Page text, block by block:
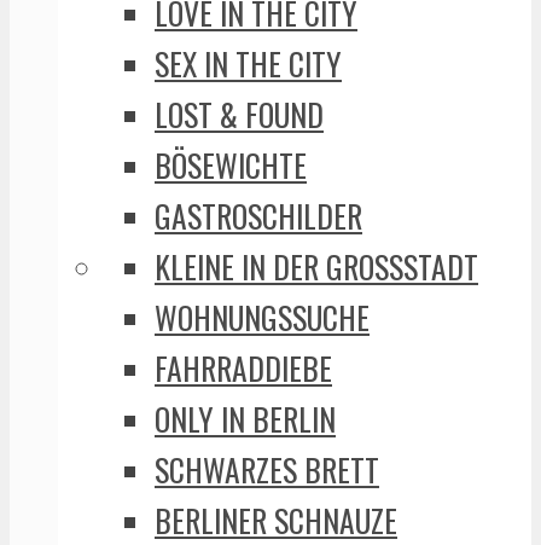
LOVE IN THE CITY
SEX IN THE CITY
LOST & FOUND
BÖSEWICHTE
GASTROSCHILDER
KLEINE IN DER GROSSSTADT
WOHNUNGSSUCHE
FAHRRADDIEBE
ONLY IN BERLIN
SCHWARZES BRETT
BERLINER SCHNAUZE